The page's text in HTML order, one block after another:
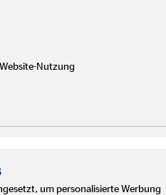
Nutzung
um personalisierte Werbung